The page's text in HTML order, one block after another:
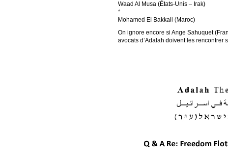
Waad Al Musa (États-Unis – Irak)
*
Mohamed El Bakkali (Maroc)
On ignore encore si Ange Sahuquet
avocats d’Adalah doivent les rencontrer